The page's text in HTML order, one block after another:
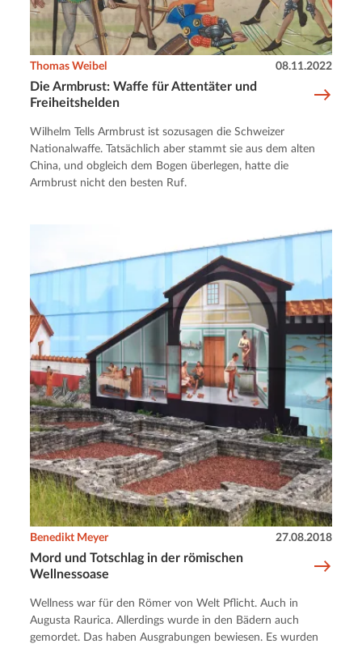
Die Armbrust: Waffe für Attentäter und
Freiheitshelden
Thomas Weibel 08.11.2022
Wilhelm Tells Armbrust ist sozusagen die Schweizer
Nationalwaffe. Tatsächlich aber stammt sie aus dem alten
China, und obgleich dem Bogen überlegen, hatte die
Armbrust nicht den besten Ruf.
Mord und Totschlag in der römischen
Wellnessoase
Benedikt Meyer 27.08.2018
Wellness war für den Römer von Welt Pflicht. Auch in
Augusta Raurica. Allerdings wurde in den Bädern auch
gemordet. Das haben Ausgrabungen bewiesen. Es wurden